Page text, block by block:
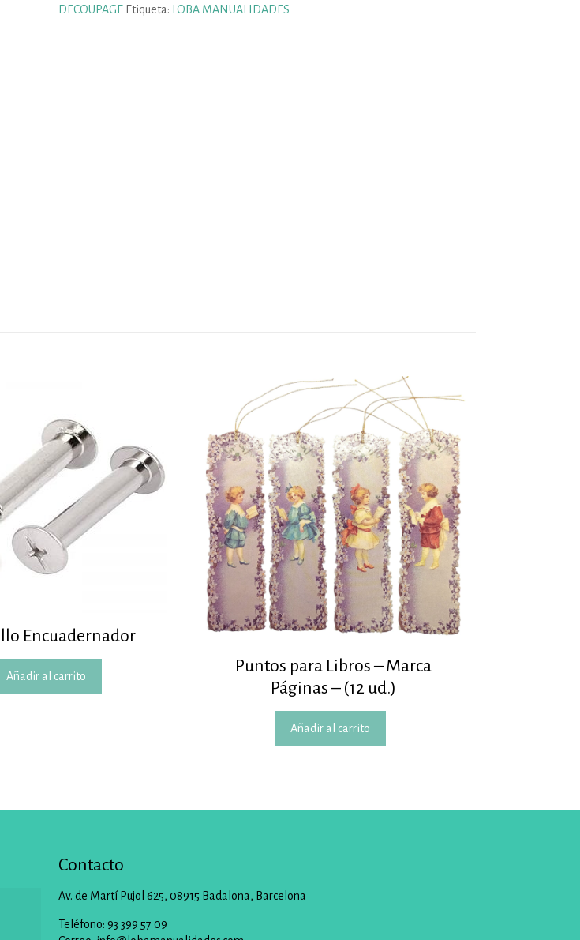
DECOUPAGE Etiqueta: LOBA MANUALIDADES
Encuadernador
Añadir al carrito
Puntos para Libros – Marca
Páginas – (12 ud.)
Añadir al carrito
Contacto
Av. de Martí Pujol 625, 08915 Badalona, Barcelona
Teléfono: 93 399 57 09